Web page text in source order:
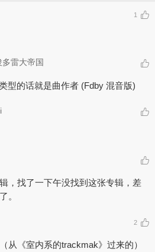
1
雷大帝国
型的话就是曲作者 (Fdby 混音版)
，找了一下午没找到这张专辑，差
。
2
从《室内系的trackmak》过来的）